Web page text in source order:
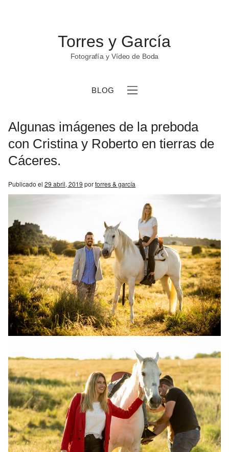
Torres y García
Fotografía y Vídeo de Boda
BLOG
Algunas imágenes de la preboda
con Cristina y Roberto en tierras de
Cáceres.
Publicado el 29 abril, 2019 portorres & garcía